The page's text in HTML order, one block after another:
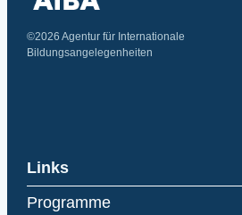
©2026 Agentur für Internationale
Bildungsangelegenheiten
Links
Programme